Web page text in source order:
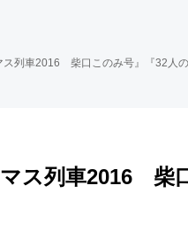
列車2016 柴口このみ号』『32人の
ス列車2016 柴